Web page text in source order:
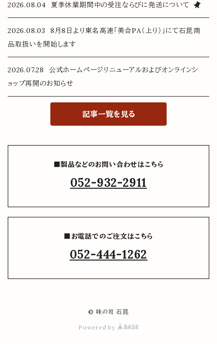
2026.08.04 夏季休業期間中の受注ならびに発送について
2026.08.03 8月8日より東名高速「美合PA（上り）」にて石昆商
品取扱いを開始します
2026.07.28 公式ホームページリニューアルおよびオンラインシ
ョップ再開のお知らせ
記事一覧を見る
■製品などのお問い合わせはこちら
052-932-2911
■お電話でのご注文はこちら
052-444-1262
© 味の司 石昆
Powered by